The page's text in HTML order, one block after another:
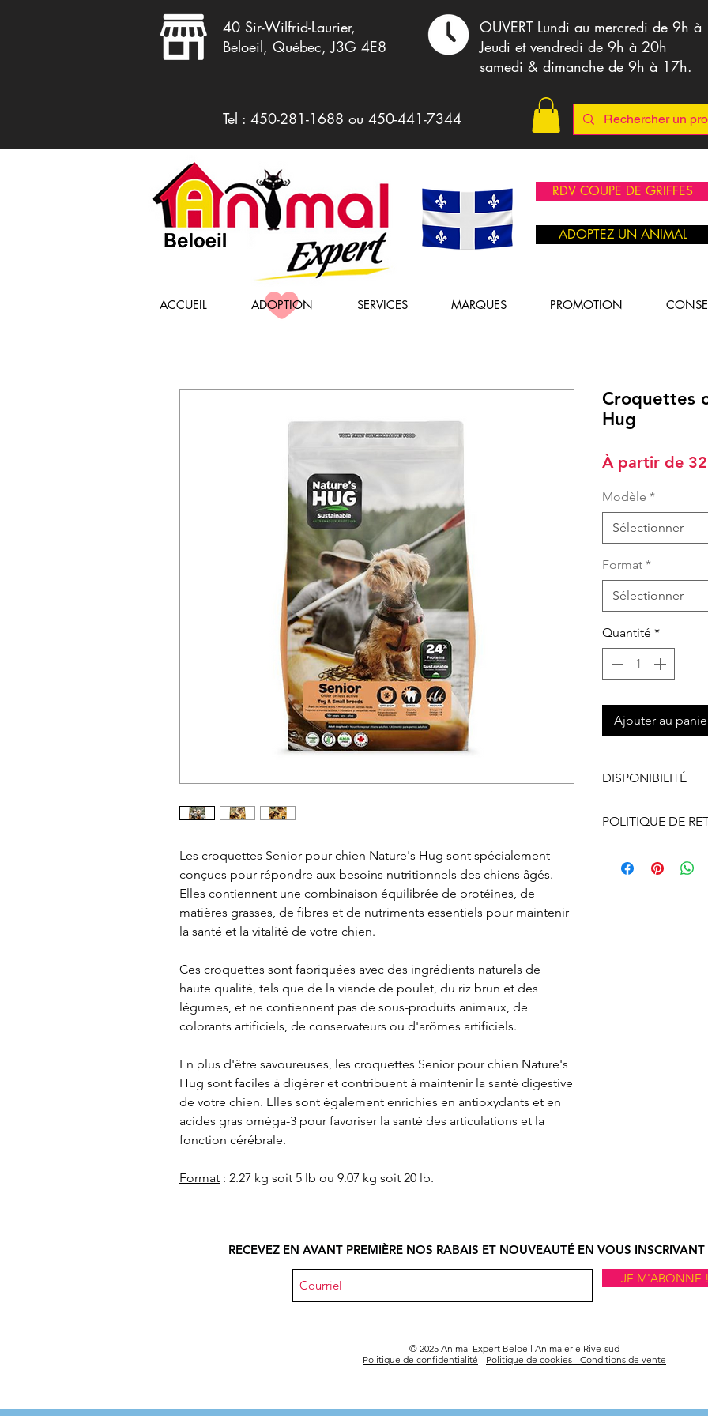
40 Sir-Wilfrid-Laurier,
Beloeil, Québec, J3G 4E8
OUVERT Lundi au mercredi de 9h à
Jeudi et vendredi de 9h à 20h
samedi & dimanche de 9h à 17h.
Tel : 450-281-1688 ou 450-441-7344
RDV COUPE DE GRIFFES
ADOPTEZ UN ANIMAL
ACCUEIL ADOPTION SERVICES MARQUES PROMOTION
Les croquettes Senior pour chien Nature's Hug sont spécialement
conçues pour répondre aux besoins nutritionnels des chiens âgés.
Elles contiennent une combinaison équilibrée de protéines, de
matières grasses, de fibres et de nutriments essentiels pour maintenir
la santé et la vitalité de votre chien.
Ces croquettes sont fabriquées avec des ingrédients naturels de
haute qualité, tels que de la viande de poulet, du riz brun et des
légumes, et ne contiennent pas de sous-produits animaux, de
colorants artificiels, de conservateurs ou d'arômes artificiels.
En plus d'être savoureuses, les croquettes Senior pour chien Nature's
Hug sont faciles à digérer et contribuent à maintenir la santé digestive
de votre chien. Elles sont également enrichies en antioxydants et en
acides gras oméga-3 pour favoriser la santé des articulations et la
fonction cérébrale.
Format : 2.27 kg soit 5 lb ou 9.07 kg soit 20 lb.
Croquettes
Hug
À partir de
Modèle *
Sélectionner
Format *
Sélectionner
Quantité *
Ajouter au
DISPONIBILITÉ
ligne.
Le ramassage en
POLITIQUE DE
ne vous convient
RECEVEZ EN AVANT PREMIÈRE NOS RABAIS ET NOUVEAUTÉ EN VOUS
JE M'ABONNE !
© 2025 Animal Expert Beloeil Animalerie Rive-sud
Politique de confidentialité - Politique de cookies - Conditions de vente